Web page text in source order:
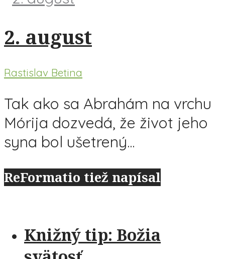
2. august
Rastislav Betina
Tak ako sa Abrahám na vrchu
Mórija dozvedá, že život jeho
syna bol ušetrený...
ReFormatio tiež napísal
Knižný tip: Božia